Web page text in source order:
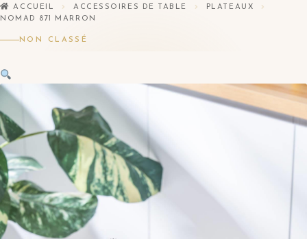
ACCUEIL ACCESSOIRES DE TABLE
PLATEAUX
NOMAD 871 MARRON
NON CLASSÉ